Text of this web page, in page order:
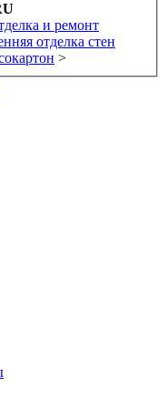
и ремонт
отделка стен
>